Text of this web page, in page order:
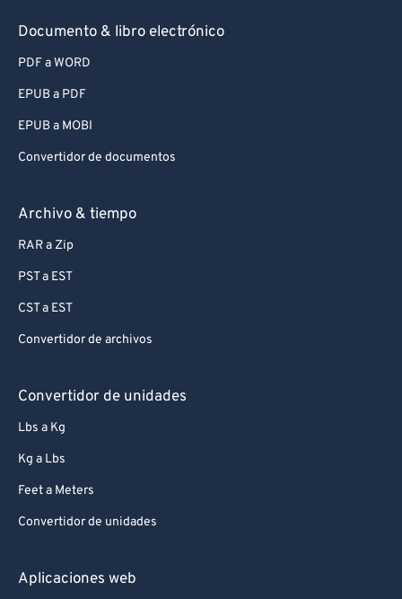
Documento & libro electrónico
PDF a WORD
EPUB a PDF
EPUB a MOBI
Convertidor de documentos
Archivo & tiempo
RAR a Zip
PST a EST
CST a EST
Convertidor de archivos
Convertidor de unidades
Lbs a Kg
Kg a Lbs
Feet a Meters
Convertidor de unidades
Aplicaciones web